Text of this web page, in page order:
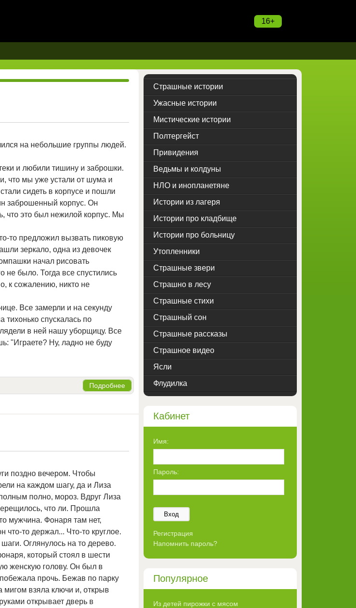
16+
на небольшие группы людей.
и любили тишину и заброшки.
что мы уже устали от шума и
сидеть в корпусе и пошли
заброшенный корпус. Он
что это был нежилой корпус. Мы
то предложил вызвать пиковую
зеркало, одна из девочек
начал рисовать
не было. Тогда все спустились
к сожалению, никто не
Все замерли и на секунду
спускалась по
в ней нашу уборщицу. Все
"Играете? Ну, ладно не буду
Подробнее
поздно вечером. Чтобы
на каждом шагу, да и Лиза
полно, мороз. Вдруг Лиза
что ли. Прошла
мужчина. Фонаря там нет,
что-то держал... Что-то круглое.
Оглянулось на то дерево.
который стоял в шести
женскую голову. Он был в
прочь. Бежав по парку
мигом взяла ключи и, открыв
открывает дверь в
Страшные истории
Ужасные истории
Мистические истории
Полтергейст
Привидения
Ведьмы и колдуны
НЛО и инопланетяне
Истории из лагеря
Истории про кладбище
Истории про больницу
Утопленники
Страшные звери
Страшно в лесу
Страшные стихи
Страшный сон
Страшные рассказы
Страшное видео
Ясли
Флудилка
Кабинет
Имя:
Пароль:
Вход
Регистрация
Напомнить пароль?
Популярное
Из детей пирожки с мясом